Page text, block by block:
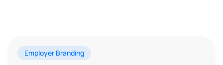
Employer Branding